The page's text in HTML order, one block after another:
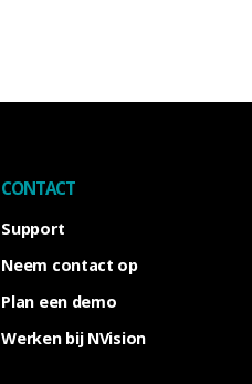
CONTACT
Support
Neem contact op
Plan een demo
Werken bij NVision